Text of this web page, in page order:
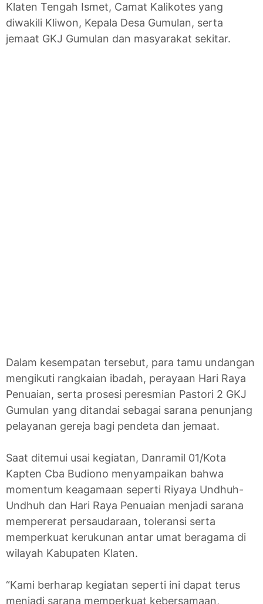
Klaten Tengah Ismet, Camat Kalikotes yang
diwakili Kliwon, Kepala Desa Gumulan, serta
jemaat GKJ Gumulan dan masyarakat sekitar.
Dalam kesempatan tersebut, para tamu undangan
mengikuti rangkaian ibadah, perayaan Hari Raya
Penuaian, serta prosesi peresmian Pastori 2 GKJ
Gumulan yang ditandai sebagai sarana penunjang
pelayanan gereja bagi pendeta dan jemaat.
Saat ditemui usai kegiatan, Danramil 01/Kota
Kapten Cba Budiono menyampaikan bahwa
momentum keagamaan seperti Riyaya Undhuh-
Undhuh dan Hari Raya Penuaian menjadi sarana
mempererat persaudaraan, toleransi serta
memperkuat kerukunan antar umat beragama di
wilayah Kabupaten Klaten.
“Kami berharap kegiatan seperti ini dapat terus
menjadi sarana memperkuat kebersamaan,